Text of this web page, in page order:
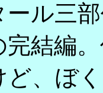
ル三
結編
ど、ぼ